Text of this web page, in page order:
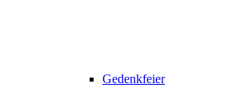
Gedenkfeier